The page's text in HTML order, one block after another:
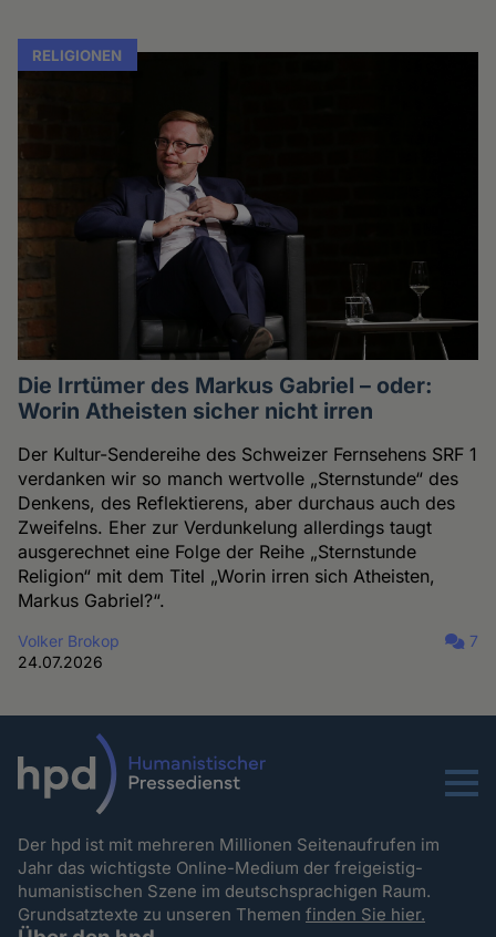
RELIGIONEN
Die Irrtümer des Markus Gabriel – oder:
Worin Atheisten sicher nicht irren
Der Kultur-Sendereihe des Schweizer Fernsehens SRF 1
verdanken wir so manch wertvolle „Sternstunde“ des
Denkens, des Reflektierens, aber durchaus auch des
Zweifelns. Eher zur Verdunkelung allerdings taugt
ausgerechnet eine Folge der Reihe „Sternstunde
Religion“ mit dem Titel „Worin irren sich Atheisten,
Markus Gabriel?“.
Volker Brokop
24.07.2026
7
Menu
Der hpd ist mit mehreren Millionen Seitenaufrufen im
Jahr das wichtigste Online-Medium der freigeistig-
humanistischen Szene im deutschsprachigen Raum.
Grundsatztexte zu unseren Themenfinden Sie hier.